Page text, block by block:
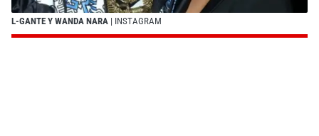
L-GANTE Y WANDA NARA | INSTAGRAM